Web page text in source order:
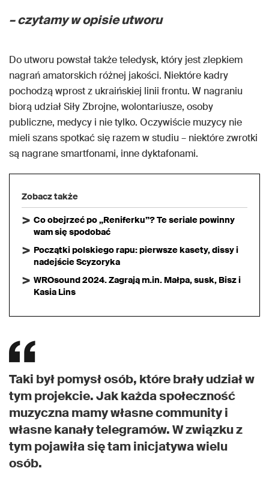
– czytamy w opisie utworu
Do utworu powstał także teledysk, który jest zlepkiem
nagrań amatorskich różnej jakości. Niektóre kadry
pochodzą wprost z ukraińskiej linii frontu. W nagraniu
biorą udział Siły Zbrojne, wolontariusze, osoby
publiczne, medycy i nie tylko. Oczywiście muzycy nie
mieli szans spotkać się razem w studiu – niektóre zwrotki
są nagrane smartfonami, inne dyktafonami.
Zobacz także
Co obejrzeć po „Reniferku”? Te seriale powinny
wam się spodobać
Początki polskiego rapu: pierwsze kasety, dissy i
nadejście Scyzoryka
WROsound 2024. Zagrają m.in. Małpa, susk, Bisz i
Kasia Lins
Taki był pomysł osób, które brały udział w
tym projekcie. Jak każda społeczność
muzyczna mamy własne community i
własne kanały telegramów. W związku z
tym pojawiła się tam inicjatywa wielu
osób.